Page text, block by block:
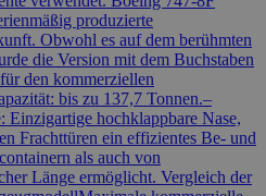
produzierte
Obwohl es auf dem berühmten
die Version mit dem Buchstaben
den kommerziellen
bis zu 137,7 Tonnen.–
hochklappbare Nase,
Frachttüren ein effizientes Be- und
als auch von
Länge ermöglicht. Vergleich der